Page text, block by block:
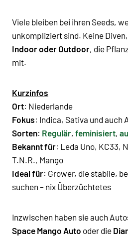
Viele bleiben bei ihren Seeds,
unkompliziert sind. Keine
Indoor oder Outdoor, die
mit.
Kurzinfos
Ort: Niederlande
Fokus: Indica, Sativa und auch
Sorten: Regulär, feminisiert,
Bekannt für: Leda Uno, KC33,
T.N.R., Mango
Ideal für: Grower, die stabile,
suchen – nix Überzüchtetes
Inzwischen haben sie auch
Space Mango Auto oder die